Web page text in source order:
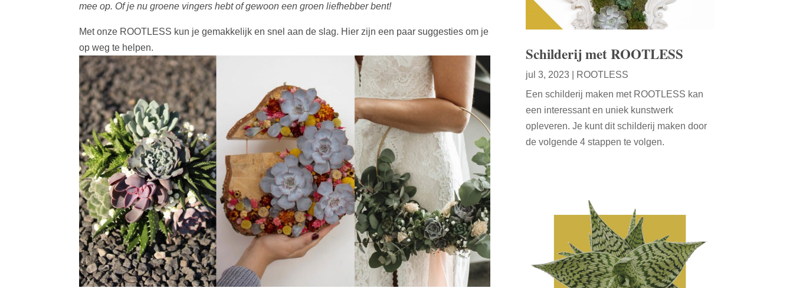
mee op. Of je nu groene vingers hebt of gewoon een groen liefhebber bent!
Met onze ROOTLESS kun je gemakkelijk en snel aan de slag. Hier zijn een paar suggesties om je
op weg te helpen.
Schilderij met ROOTLESS
jul 3, 2023|
ROOTLESS
Een schilderij maken met ROOTLESS kan
een interessant en uniek kunstwerk
opleveren. Je kunt dit schilderij maken door
de volgende 4 stappen te volgen.